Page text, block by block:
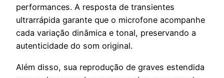
performances. A resposta de transientes
ultrarrápida garante que o microfone acompanhe
cada variação dinâmica e tonal, preservando a
autenticidade do som original.
Além disso, sua reprodução de graves estendida